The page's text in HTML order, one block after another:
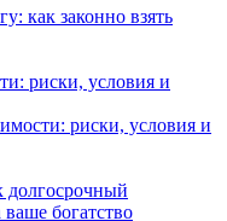
как законно взять
риски, условия и